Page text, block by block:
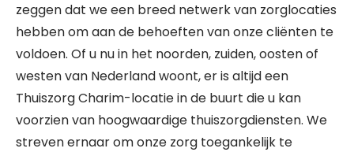
zeggen dat we een breed netwerk van zorglocaties
hebben om aan de behoeften van onze cliënten te
voldoen. Of u nu in het noorden, zuiden, oosten of
westen van Nederland woont, er is altijd een
Thuiszorg Charim-locatie in de buurt die u kan
voorzien van hoogwaardige thuiszorgdiensten. We
streven ernaar om onze zorg toegankelijk te